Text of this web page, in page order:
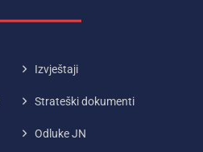
Izvještaji
Strateški dokumenti
Odluke JN